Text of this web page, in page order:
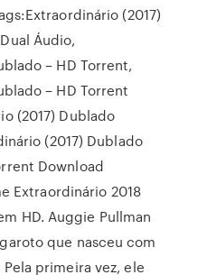
(2017)
Áudio,
– HD Torrent,
– HD Torrent
(2017) Dublado
(2017) Dublado
Download
Extraordinário 2018
HD. Auggie Pullman
que nasceu com
primeira vez, ele